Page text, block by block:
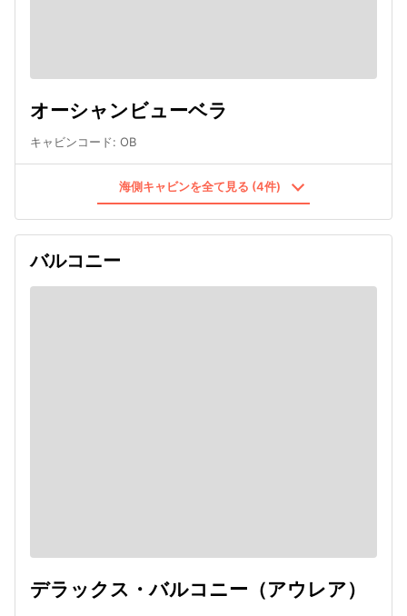
オーシャンビューベラ
キャビンコード: OB
海側キャビンを全て見る (4件)
バルコニー
デラックス・バルコニー（アウレア）